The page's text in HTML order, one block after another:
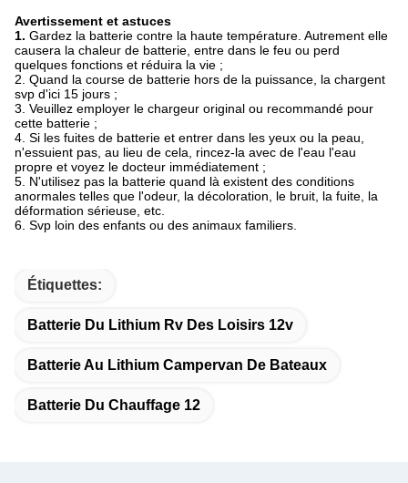
Avertissement et astuces
1. Gardez la batterie contre la haute température. Autrement elle
causera la chaleur de batterie, entre dans le feu ou perd
quelques fonctions et réduira la vie ;
2. Quand la course de batterie hors de la puissance, la chargent
svp d'ici 15 jours ;
3. Veuillez employer le chargeur original ou recommandé pour
cette batterie ;
4. Si les fuites de batterie et entrer dans les yeux ou la peau,
n'essuient pas, au lieu de cela, rincez-la avec de l'eau l'eau
propre et voyez le docteur immédiatement ;
5. N'utilisez pas la batterie quand là existent des conditions
anormales telles que l'odeur, la décoloration, le bruit, la fuite, la
déformation sérieuse, etc.
6. Svp loin des enfants ou des animaux familiers
Étiquettes:
Batterie Du Lithium Rv Des Loisirs 12v
Batterie Au Lithium Campervan De Bateaux
Batterie Du Chauffage 12